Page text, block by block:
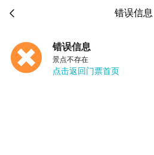
 错误信息
错误信息
景点不存在
点击返回门票首页